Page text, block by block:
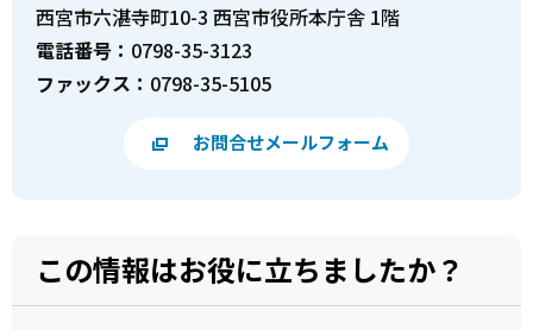
西宮市六湛寺町10-3 西宮市役所本庁舎 1階
電話番号： 0798-35-3123
ファックス： 0798-35-5105
お問合せメールフォーム
この情報はお役に立ちましたか？